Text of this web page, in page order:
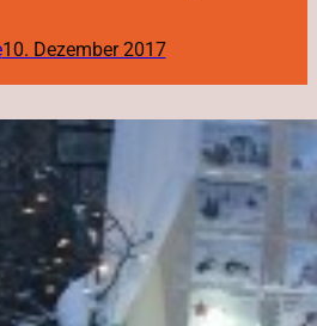
10. Dezember 2017